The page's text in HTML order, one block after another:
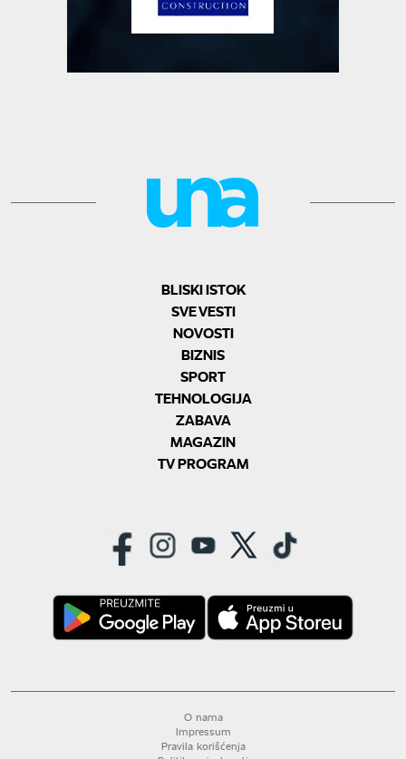
BLISKI ISTOK
SVE VESTI
NOVOSTI
BIZNIS
SPORT
TEHNOLOGIJA
ZABAVA
MAGAZIN
TV PROGRAM
O nama
Impressum
Pravila korišćenja